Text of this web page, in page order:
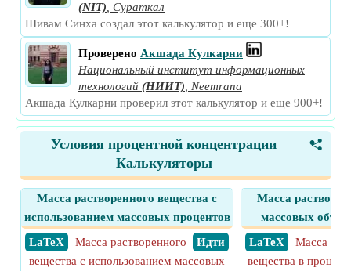
(NIT) Сураткал
Шивам Синха создал этот калькулятор и еще 300+!
Проверено Акшада Кулкарни
Национальный институт информационных
технологий (НИИТ)
Neemrana
Акшада Кулкарни проверил этот калькулятор и еще 900+!
<
Условия процентной концентрации
Калькуляторы
Масса растворенного вещества с
использованием массовых процентов
​ LaTeX
​ Идти
Масса растворенного
вещества с использованием массовых
Масса
массовых
​ LaTeX
Масса
вещества в